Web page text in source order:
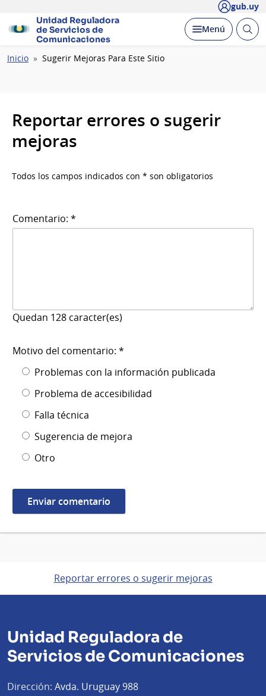
gub.uy
Unidad Reguladora
de Servicios de
Comunicaciones
Desplegar
Menú Abrir
Ruta
Inicio Sugerir Mejoras Para Este Sitio
Reportar errores o sugerir
mejoras
Todos los campos indicados con * son obligatorios
Comentario: *
Quedan 128 caracter(es)
Motivo del comentario: *
Problemas con la información publicada
Problema de accesibilidad
Falla técnica
Sugerencia de mejora
Otro
Reportar errores o sugerir mejoras
Unidad Reguladora de
Servicios de Comunicaciones
Dirección: Avda. Uruguay 988